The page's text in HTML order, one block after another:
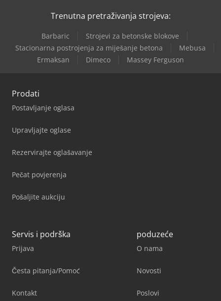
Trenutna pretraživanja strojeva:
Barbaric
Strojevi za betonske blokove
Stacionarna postrojenja za miješanje betona
Mebusa
Ermaksan
Dimeco Massey Ferguson
Prodati
Postavljanje oglasa
Upravljajte oglase
Rezervirajte oglašavanje
Pečat povjerenja
Pošaljite aukciju
Servis i podrška
Prijava
Česta pitanja/Pomoć
Kontakt
poduzeće
O nama
Novosti
Poslovi